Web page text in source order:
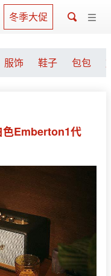
冬季大促
服饰 鞋子 包包
色Emberton1代